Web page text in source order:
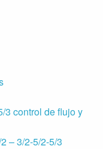
3 control de flujo y
– 3/2-5/2-5/3